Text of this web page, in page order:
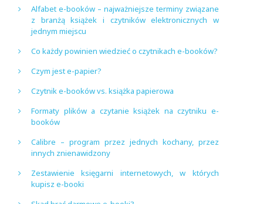
Alfabet e-booków – najważniejsze terminy związane
z branżą książek i czytników elektronicznych w
jednym miejscu
Co każdy powinien wiedzieć o czytnikach e-booków?
Czym jest e-papier?
Czytnik e-booków vs. książka papierowa
Formaty plików a czytanie książek na czytniku e-
booków
Calibre – program przez jednych kochany, przez
innych znienawidzony
Zestawienie księgarni internetowych, w których
kupisz e-booki